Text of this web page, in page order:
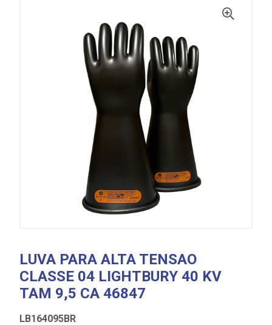
LUVA PARA ALTA TENSAO
CLASSE 04 LIGHTBURY 40 KV
TAM 9,5 CA 46847
LB164095BR